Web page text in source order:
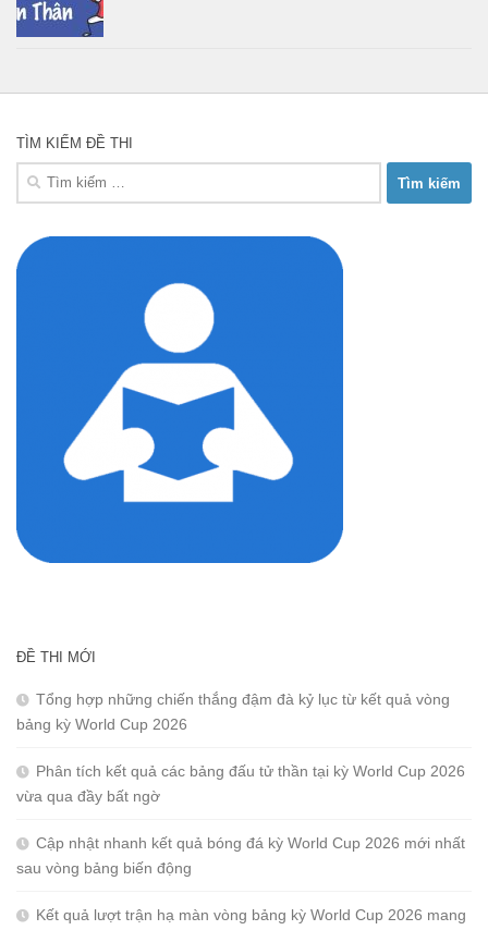
TÌM KIẾM ĐỀ THI
Tìm
kiếm
ĐỀ THI MỚI
Tổng hợp những chiến thắng đậm đà kỷ lục từ kết quả vòng
bảng kỳ World Cup 2026
Phân tích kết quả các bảng đấu tử thần tại kỳ World Cup 2026
vừa qua đầy bất ngờ
Cập nhật nhanh kết quả bóng đá kỳ World Cup 2026 mới nhất
sau vòng bảng biến động
Kết quả lượt trận hạ màn vòng bảng kỳ World Cup 2026 mang